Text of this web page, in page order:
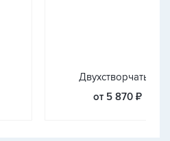
Двухстворчатые
от 5 870 ₽